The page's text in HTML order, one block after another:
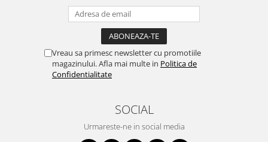
Vreau sa primesc newsletter cu promotiile
magazinului. Afla mai multe in Politica de
Confidentialitate
SOCIAL
Urmareste-ne in social media